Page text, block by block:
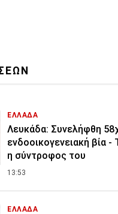
ΕΛΛΑΔΑ
Λευκάδα: Συνελήφθη
ενδοοικογενειακή βία -
η σύντροφος του
13:53
ΕΛΛΑΔΑ